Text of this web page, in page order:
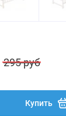
295 руб
Купить